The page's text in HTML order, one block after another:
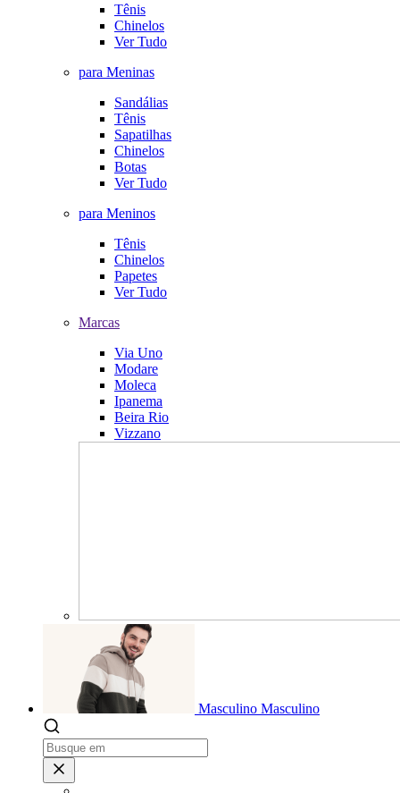
Tênis
Chinelos
Ver Tudo
para Meninas
Sandálias
Tênis
Sapatilhas
Chinelos
Botas
Ver Tudo
para Meninos
Tênis
Chinelos
Papetes
Ver Tudo
Marcas
Via Uno
Modare
Moleca
Ipanema
Beira Rio
Vizzano
Masculino Masculino